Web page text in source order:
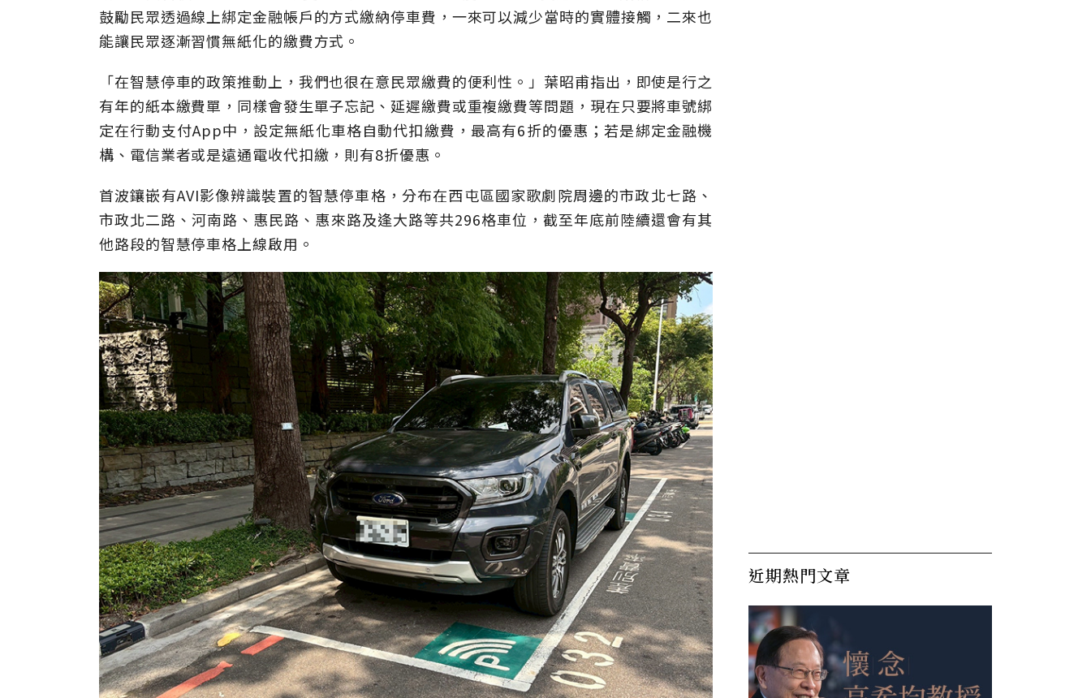
鼓勵民眾透過線上綁定金融帳戶的方式繳納停車費，一來可以減少當時的實體接觸，二來也
能讓民眾逐漸習慣無紙化的繳費方式。
「在智慧停車的政策推動上，我們也很在意民眾繳費的便利性。」葉昭甫指出，即使是行之
有年的紙本繳費單，同樣會發生單子忘記、延遲繳費或重複繳費等問題，現在只要將車號綁
定在行動支付App中，設定無紙化車格自動代扣繳費，最高有6折的優惠；若是綁定金融機
構、電信業者或是遠通電收代扣繳，則有8折優惠。
首波鑲嵌有AVI影像辨識裝置的智慧停車格，分布在西屯區國家歌劇院周邊的市政北七路、
市政北二路、河南路、惠民路、惠來路及逢大路等共296格車位，截至年底前陸續還會有其
他路段的智慧停車格上線啟用。
近期熱門文章